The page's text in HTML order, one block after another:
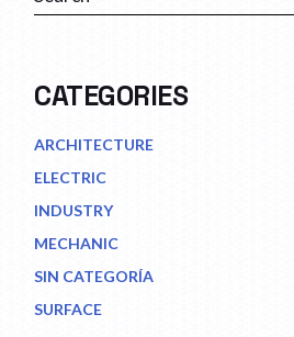
CATEGORIES
ARCHITECTURE
ELECTRIC
INDUSTRY
MECHANIC
SIN CATEGORÍA
SURFACE